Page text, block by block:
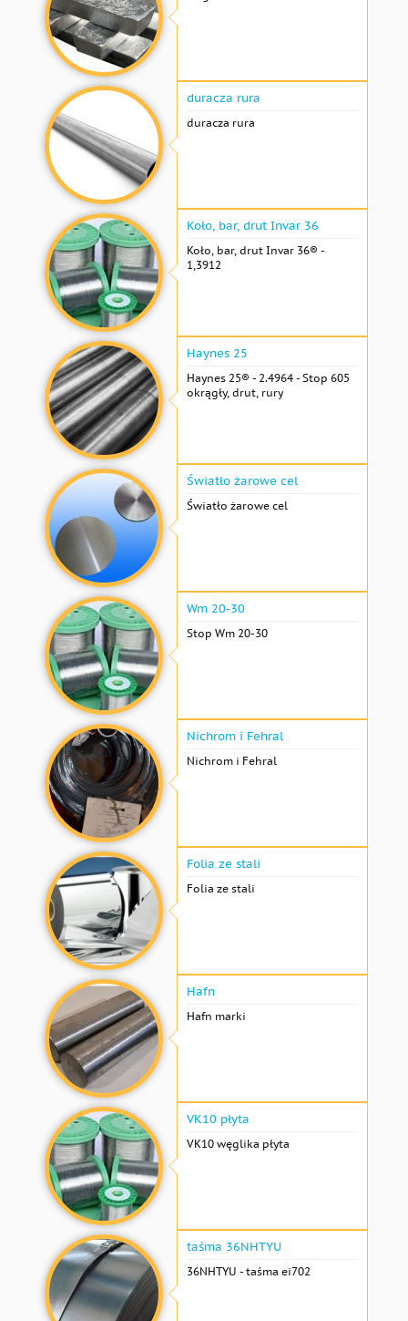
duracza rura
duracza rura
Koło, bar, drut Invar 36
Koło, bar, drut Invar 36® -
1,3912
Haynes 25
Haynes 25® - 2.4964 - Stop 605
okrągły, drut, rury
Światło żarowe cel
Światło żarowe cel
Wm 20-30
Stop Wm 20-30
Nichrom i Fehral
Nichrom i Fehral
Folia ze stali
Folia ze stali
Hafn
Hafn marki
VK10 płyta
VK10 węglika płyta
taśma 36NHTYU
36NHTYU - taśma ei702